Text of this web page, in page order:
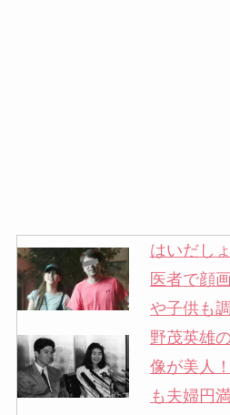
はいだし
医者で顔
や子供も
野茂英雄
像が美人
も夫婦円満